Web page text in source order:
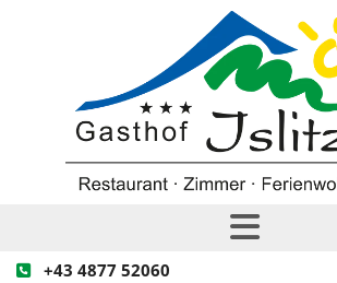
 +43 4877 52060